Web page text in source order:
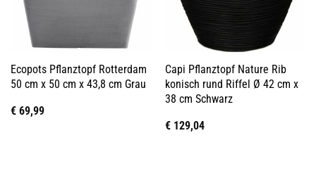
Ecopots Pflanztopf Rotterdam
50 cm x 50 cm x 43,8 cm Grau
€69,99
Capi Pflanztopf Nature Rib
konisch rund Riffel Ø 42 cm x
38 cm Schwarz
€129,04